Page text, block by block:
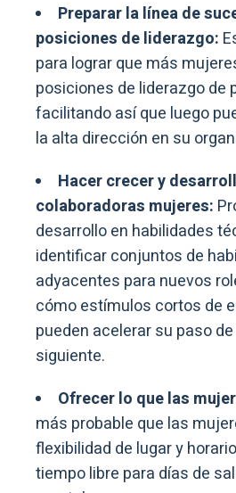
Preparar la línea de
posiciones de liderazgo:
para lograr que más
posiciones de liderazgo de
facilitando así que luego
la alta dirección en su
Hacer crecer y
colaboradoras mujeres:
desarrollo en habilidades
identificar conjuntos de
adyacentes para nuevos
cómo estímulos cortos de
pueden acelerar su paso
siguiente.
Ofrecer lo que las
más probable que las
flexibilidad de lugar y
tiempo libre para días de